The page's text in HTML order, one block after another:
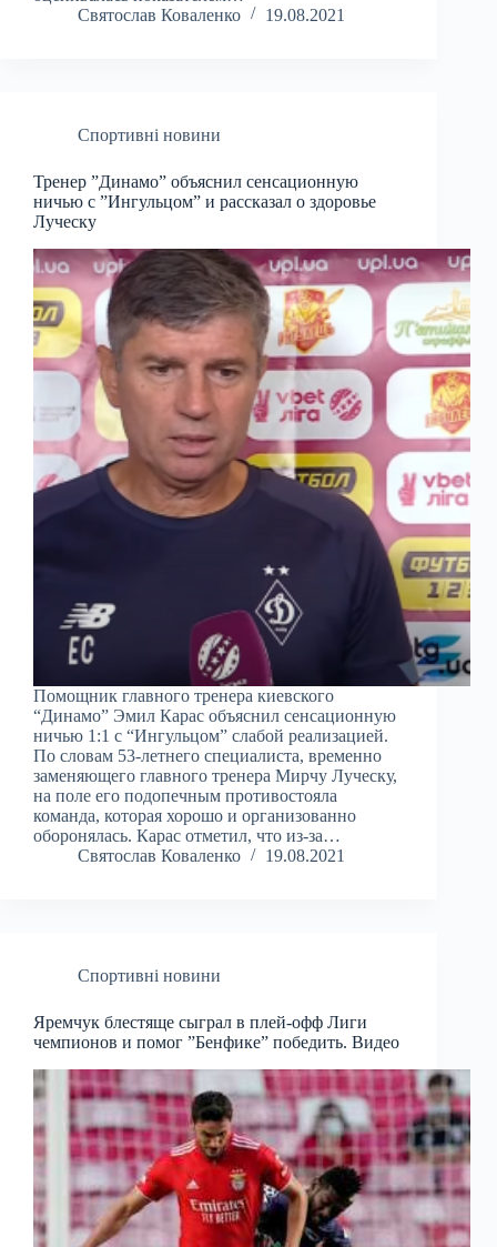
Святослав Коваленко
19.08.2021
Спортивні новини
Тренер ”Динамо” объяснил сенсационную
ничью с ”Ингульцом” и рассказал о здоровье
Луческу
Помощник главного тренера киевского
“Динамо” Эмил Карас объяснил сенсационную
ничью 1:1 с “Ингульцом” слабой реализацией.
По словам 53-летнего специалиста, временно
заменяющего главного тренера Мирчу Луческу,
на поле его подопечным противостояла
команда, которая хорошо и организованно
оборонялась. Карас отметил, что из-за…
Святослав Коваленко
19.08.2021
Спортивні новини
Яремчук блестяще сыграл в плей-офф Лиги
чемпионов и помог ”Бенфике” победить. Видео